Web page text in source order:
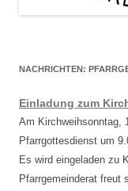
NACHRICHTEN:
Einladung zum
Am Kirchweihsonntag,
Pfarrgottesdienst um
Es wird eingeladen zu
Pfarrgemeinderat freut